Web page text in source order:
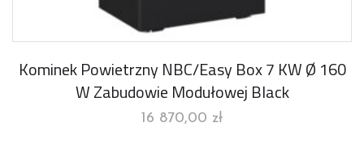
Kominek Powietrzny NBC/Easy Box 7 KW Ø 160
W Zabudowie Modułowej Black
16 870,00 zł